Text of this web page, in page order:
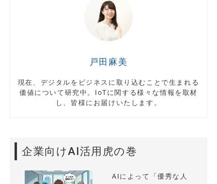
戸田麻美
現在、デジタルをビジネスに取り込むことで生まれる
価値について研究中。IoTに関する様々な情報を取材
し、皆様にお届けいたします。
企業向けAI活用虎の巻
AIによって「優秀な人